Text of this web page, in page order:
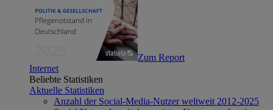
Zum Report
Internet
Beliebte Statistiken
Aktuelle Statistiken
Anzahl der Social-Media-Nutzer weltweit 2012-2025